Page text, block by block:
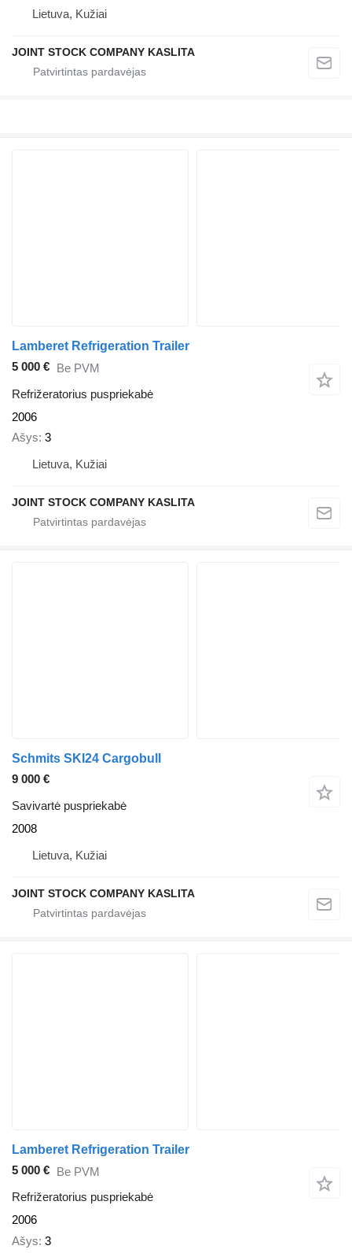
Lietuva, Kužiai
JOINT STOCK COMPANY KASLITA
Lamberet Refrigeration Trailer
5 000 € Be PVM
Refrižeratorius puspriekabė
2006
Ašys 3
Lietuva, Kužiai
JOINT STOCK COMPANY KASLITA
Schmits SKI24 Cargobull
9 000 €
Savivartė puspriekabė
2008
Lietuva, Kužiai
JOINT STOCK COMPANY KASLITA
Lamberet Refrigeration Trailer
5 000 € Be PVM
Refrižeratorius puspriekabė
2006
Ašys 3